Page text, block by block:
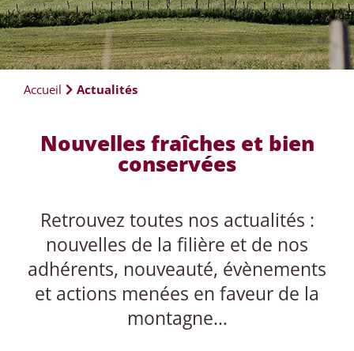
Accueil Actualités
Nouvelles fraîches et bien
conservées
Retrouvez toutes nos actualités :
nouvelles de la filière et de nos
adhérents, nouveauté, évènements
et actions menées en faveur de la
montagne…